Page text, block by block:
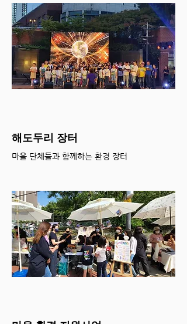
해도두리 장터
마을 단체들과 함께하는 환경 장터